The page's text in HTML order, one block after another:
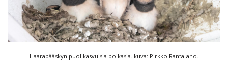
Haarapääskyn puolikasvuisia poikasia. kuva: Pirkko Ranta-aho.